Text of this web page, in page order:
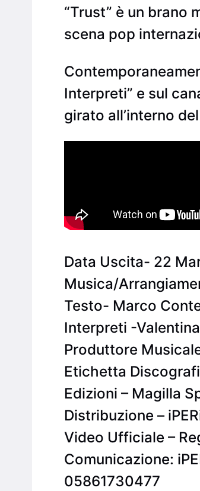
“Trust” è un brano
scena pop
Interpreti” e sul
girato all’interno
Data Uscita- 22
Musica/
Testo- Marco
Interpreti -
Produttore
Etichetta
Edizioni – Magilla
Distribuzione –
Video Ufficiale –
Comunicazione:
05861730477